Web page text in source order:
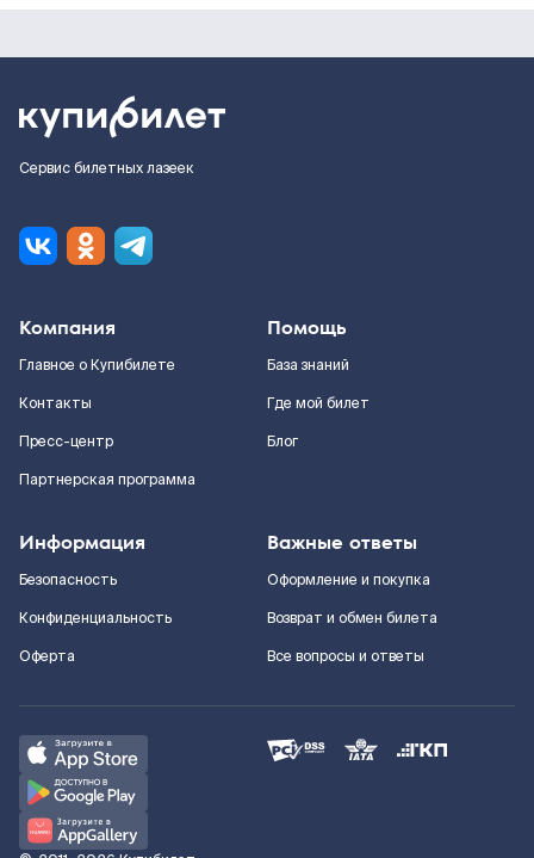
Сервис билетных лазеек
Компания
Главное о Купибилете
Контакты
Пресс-центр
Партнерская программа
Помощь
База знаний
Где мой билет
Блог
Информация
Безопасность
Конфиденциальность
Оферта
Важные ответы
Оформление и покупка
Возврат и обмен билета
Все вопросы и ответы